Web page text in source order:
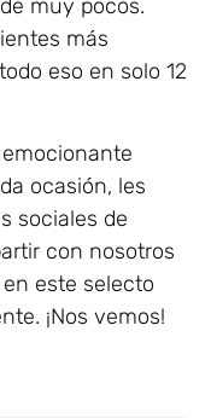
muy pocos.
más
eso en solo 12
ocasión, les
sociales de
con nosotros
este selecto
¡Nos vemos!